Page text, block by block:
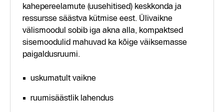
kahepereelamute (uusehitised) keskkonda ja
ressursse säästva kütmise eest. Ülivaikne
välismoodul sobib iga akna alla, kompaktsed
sisemoodulid mahuvad ka kõige väiksemasse
paigaldusruumi.
uskumatult vaikne
ruumisäästlik lahendus